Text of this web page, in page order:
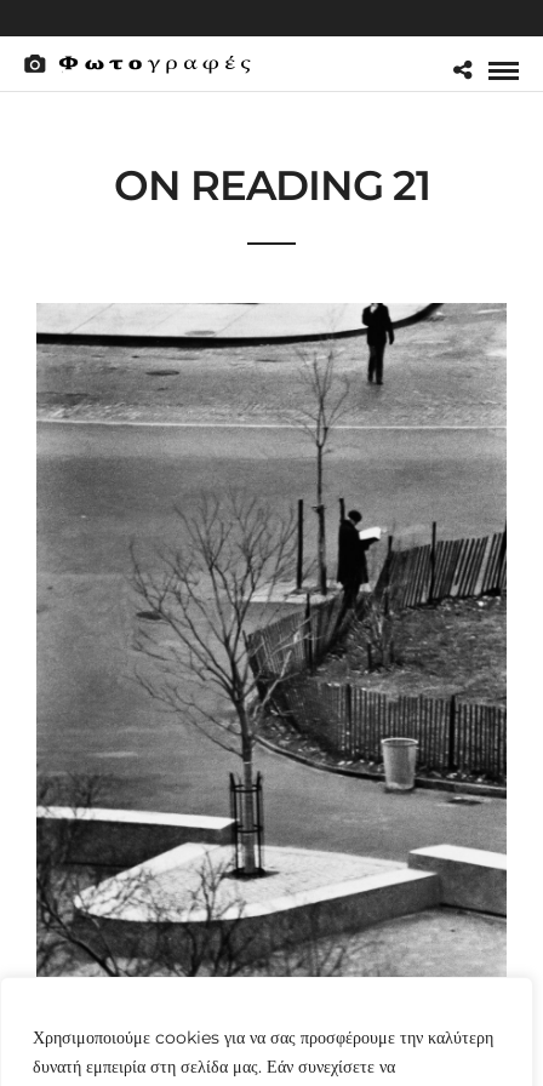
Χρησιμοποιούμε cookies για να σας προσφέρουμε την καλύτερη
δυνατή εμπειρία στη σελίδα μας. Εάν συνεχίσετε να
ON READING 21